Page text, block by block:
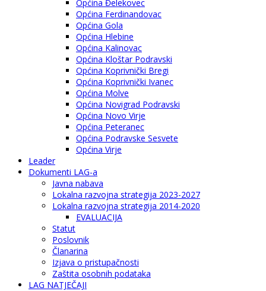
Općina Đelekovec
Općina Ferdinandovac
Općina Gola
Općina Hlebine
Općina Kalinovac
Općina Kloštar Podravski
Općina Koprivnički Bregi
Općina Koprivnički Ivanec
Općina Molve
Općina Novigrad Podravski
Općina Novo Virje
Općina Peteranec
Općina Podravske Sesvete
Općina Virje
Leader
Dokumenti LAG-a
Javna nabava
Lokalna razvojna strategija 2023-2027
Lokalna razvojna strategija 2014-2020
EVALUACIJA
Statut
Poslovnik
Članarina
Izjava o pristupačnosti
Zaštita osobnih podataka
LAG NATJEČAJI